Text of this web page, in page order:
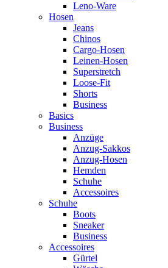
Leno-Ware
Hosen
Jeans
Chinos
Cargo-Hosen
Leinen-Hosen
Superstretch
Loose-Fit
Shorts
Business
Basics
Business
Anzüge
Anzug-Sakkos
Anzug-Hosen
Hemden
Schuhe
Accessoires
Schuhe
Boots
Sneaker
Business
Accessoires
Gürtel